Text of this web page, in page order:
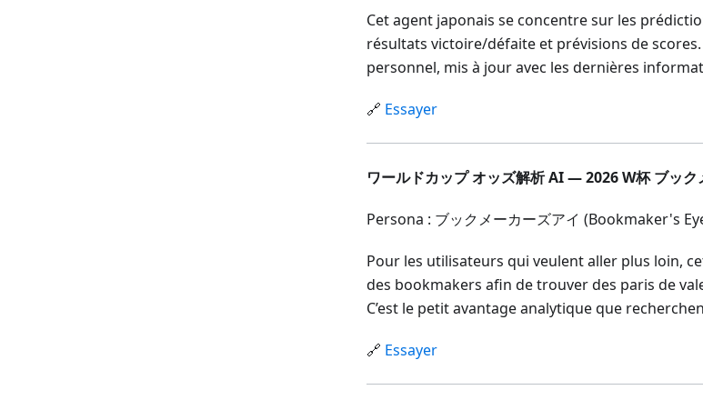
Cet agent japonais se concentre sur les
résultats victoire/défaite et prévisions de
personnel, mis à jour avec les dernières
🔗 Essayer
ワールドカップ オッズ解析 AI — 2026 W杯 ブッ
Persona : ブックメーカーズアイ (Bookmaker's
Pour les utilisateurs qui veulent aller plus loin,
des bookmakers afin de trouver des paris de
C’est le petit avantage analytique que
🔗 Essayer